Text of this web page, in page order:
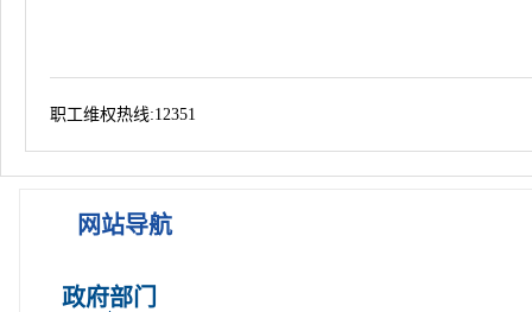
职工维权热线:12351
网站导航
政府部门